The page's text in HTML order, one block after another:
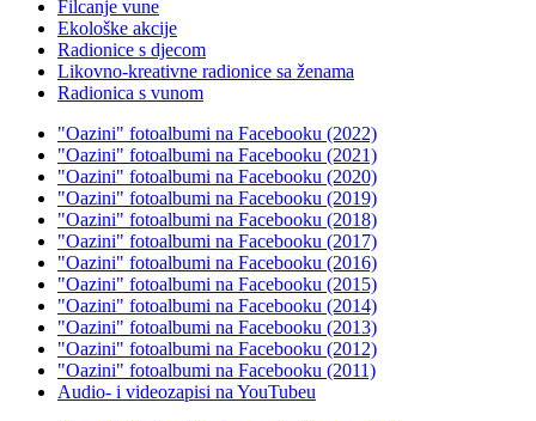
Filcanje vune
Ekološke akcije
Radionice s djecom
Likovno-kreativne radionice sa ženama
Radionica s vunom
"Oazini" fotoalbumi na Facebooku (2022)
"Oazini" fotoalbumi na Facebooku (2021)
"Oazini" fotoalbumi na Facebooku (2020)
"Oazini" fotoalbumi na Facebooku (2019)
"Oazini" fotoalbumi na Facebooku (2018)
"Oazini" fotoalbumi na Facebooku (2017)
"Oazini" fotoalbumi na Facebooku (2016)
"Oazini" fotoalbumi na Facebooku (2015)
"Oazini" fotoalbumi na Facebooku (2014)
"Oazini" fotoalbumi na Facebooku (2013)
"Oazini" fotoalbumi na Facebooku (2012)
"Oazini" fotoalbumi na Facebooku (2011)
Audio- i videozapisi na YouTubeu